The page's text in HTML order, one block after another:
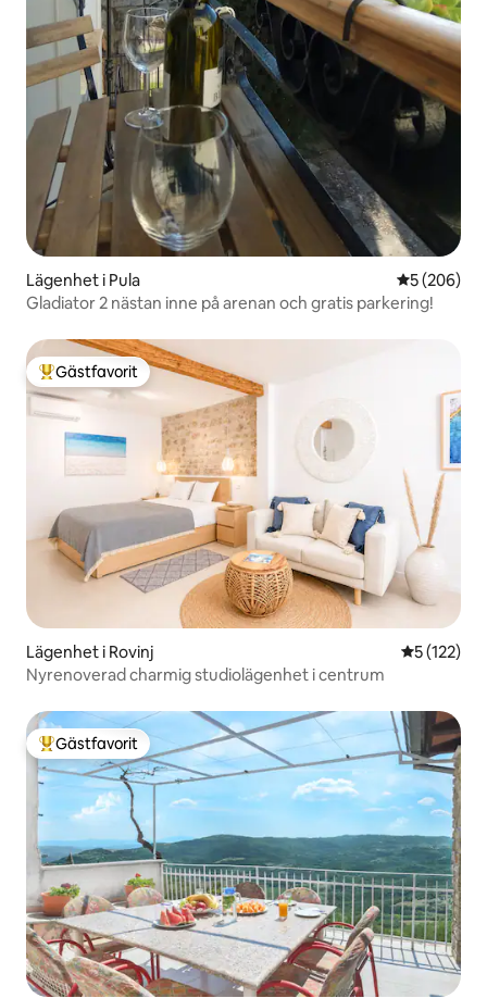
Lägenhet i Pula 5 av 5 i
5 (206)
Gladiator 2 nästan inne på arenan och gratis parkering!
Populär gästfavorit
Gästfavorit
Lägenhet i Rovinj 5 av 5 i
5 (122)
Nyrenoverad charmig studiolägenhet i centrum
Populär gästfavorit
Gästfavorit